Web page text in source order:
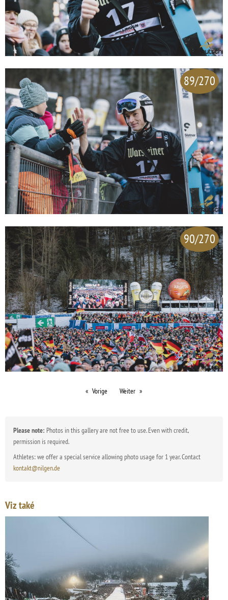
89/270
90/270
Vorige Weiter
Please note: Photos in this gallery are not free to use. Even with credit,
permission is required.
Athletes: we offer a special service allowing photo usage for 1 year. Contact
kontakt@nilgen.de
Viz také